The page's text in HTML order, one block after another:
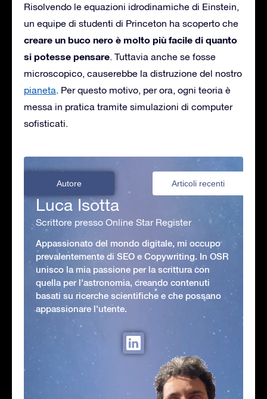
Risolvendo le equazioni idrodinamiche di Einstein,
un equipe di studenti di Princeton ha scoperto che
creare un buco nero è molto più facile di quanto
si potesse pensare. Tuttavia anche se fosse
microscopico, causerebbe la distruzione del nostro
pianeta. Per questo motivo, per ora, ogni teoria è
messa in pratica tramite simulazioni di computer
sofisticati.
Autore Articoli recenti
Luca Isotta
Scrittore presso Online Star Register
Appassionato del mondo digitale, mi occupo
prevalentemente di SEO e Copywriting. In OSR
unisco la mia passione per la scrittura con
quella per l'astronomia, creando contenuti
basati su ricerche scientifiche e che possano
appassionare l'utente.